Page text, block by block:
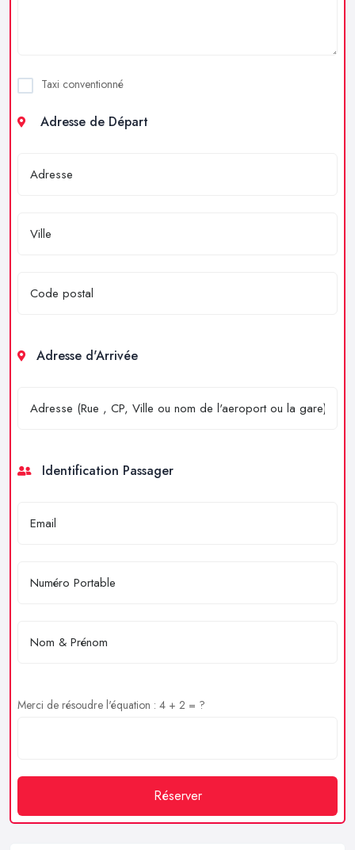
Taxi conventionné
Adresse de Départ
Adresse d'Arrivée
Identification Passager
Merci de résoudre l'équation : 4 + 2 = ?
Réserver